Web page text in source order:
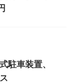
駐車装置、